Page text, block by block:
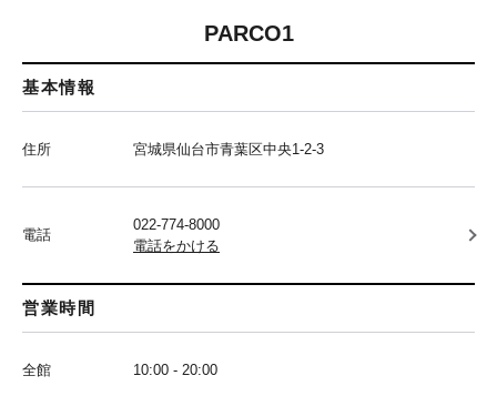
PARCO1
基本情報
住所 宮城県仙台市青葉区中央1-2-3
電話
022-774-8000
電話をかける
営業時間
全館 10:00 - 20:00